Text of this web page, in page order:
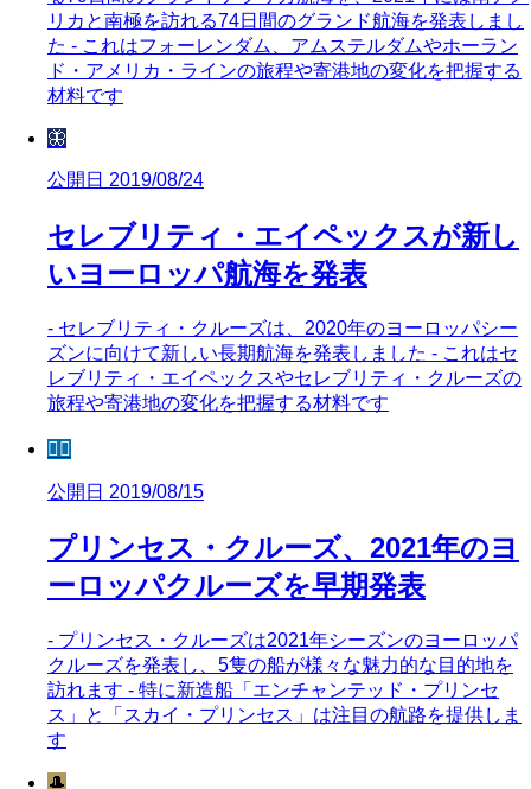
リカと南極を訪れる74日間のグランド航海を発表しまし
た - これはフォーレンダム、アムステルダムやホーラン
ド・アメリカ・ラインの旅程や寄港地の変化を把握する
材料です
🦋
公開日 2019/08/24
セレブリティ・エイペックスが新し
いヨーロッパ航海を発表
- セレブリティ・クルーズは、2020年のヨーロッパシー
ズンに向けて新しい長期航海を発表しました - これはセ
レブリティ・エイペックスやセレブリティ・クルーズの
旅程や寄港地の変化を把握する材料です
🧜‍♀️
公開日 2019/08/15
プリンセス・クルーズ、2021年のヨ
ーロッパクルーズを早期発表
- プリンセス・クルーズは2021年シーズンのヨーロッパ
クルーズを発表し、5隻の船が様々な魅力的な目的地を
訪れます - 特に新造船「エンチャンテッド・プリンセ
ス」と「スカイ・プリンセス」は注目の航路を提供しま
す
🎩